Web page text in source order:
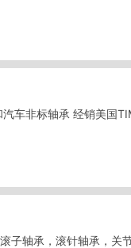
车非标轴承 经销美国
子轴承，滚针轴承，关